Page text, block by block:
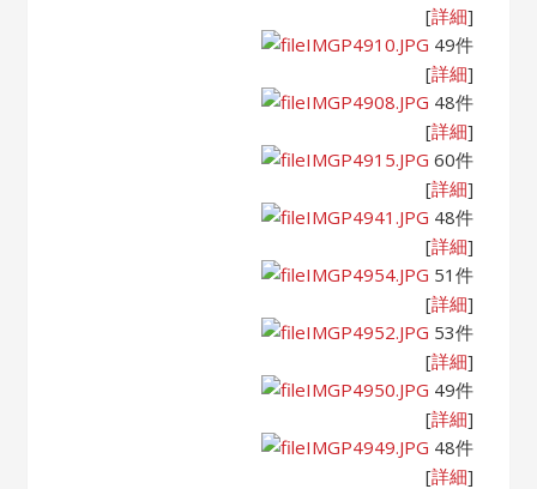
[詳細]
IMGP4910.JPG 49件
[詳細]
IMGP4908.JPG 48件
[詳細]
IMGP4915.JPG 60件
[詳細]
IMGP4941.JPG 48件
[詳細]
IMGP4954.JPG 51件
[詳細]
IMGP4952.JPG 53件
[詳細]
IMGP4950.JPG 49件
[詳細]
IMGP4949.JPG 48件
[詳細]